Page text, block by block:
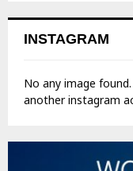
INSTAGRAM
No any image
another instagram